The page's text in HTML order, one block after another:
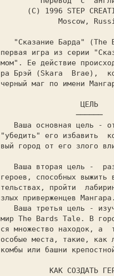
первая игра из серии
мом". Ее действие
ра Брэй (Skara  Brae),
черный маг по имени
                 ──────
"убедить" его избавить
вый город от его злого
героев, способных
тельствах, пройти
злых приверженцев Мангара.
мир The Bards Tale. В
ся множество находок, а
особые места, такие, как
комбы или башни